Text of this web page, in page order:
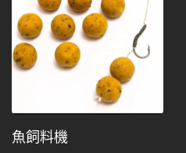
魚飼料機